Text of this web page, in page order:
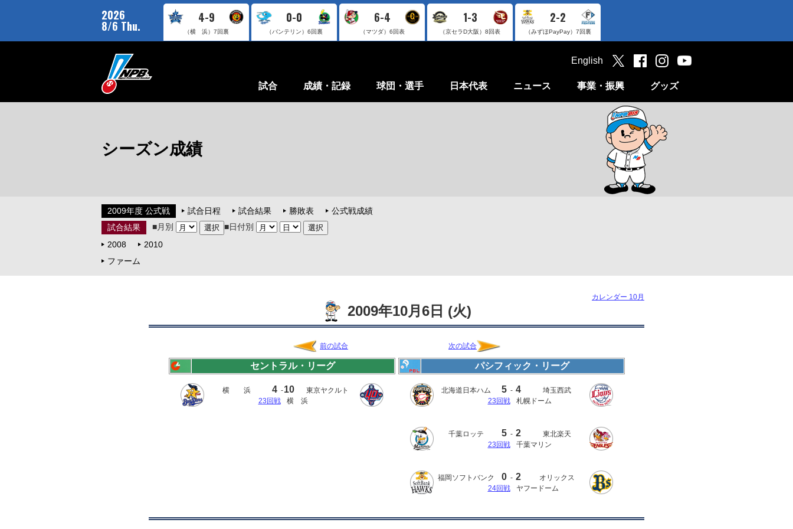
2026
8/6 Thu.
4-9
（横 浜） 7回裏
0-0
（バンテリン） 6回裏
6-4
（マツダ） 6回表
1-3
（京セラD大阪） 8回表
2-2
（みずほPayPay） 7回裏
試合 成績・記録 球団・選手 日本代表 ニュース 事業・振興 グッズ
English
シーズン成績
2009年度 公式戦 試合日程 試合結果 勝敗表
公式戦成績
試合結果
■月別
■日付別
2008
2010
ファーム
カレンダー 10月
2009年10月6日 (火)
前の試合 次の試合
セントラル・リーグ パシフィック・リーグ
横 浜 4 -10
東京ヤクルト
23回戦
横 浜
北海道日本ハム 5 - 4
埼玉西武
23回戦
札幌ドーム
千葉ロッテ 5 - 2
東北楽天
23回戦
千葉マリン
福岡ソフトバンク 0 - 2
オリックス
24回戦
ヤフードーム